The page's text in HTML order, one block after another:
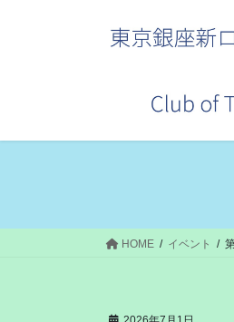
ス
ン
HOME イベント